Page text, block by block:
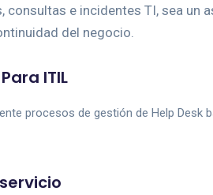
consultas e incidentes TI, sea un
del negocio.
ITIL
procesos de gestión de Help Desk